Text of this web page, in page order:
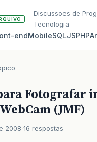
Discussoes de
Tecnologia
MobileSQLJSPHP
Fotografar
(JMF)
2008 16 respostas